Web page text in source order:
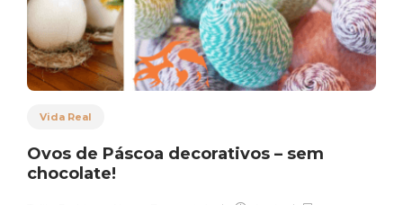
Vida Real
Ovos de Páscoa decorativos – sem
chocolate!